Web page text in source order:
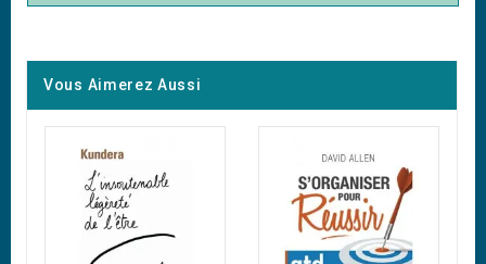
Vous Aimerez Aussi